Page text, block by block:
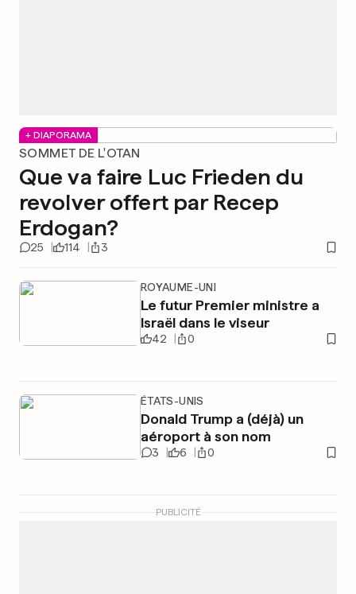
+ DIAPORAMA
SOMMET DE L'OTAN
Que va faire Luc Frieden du
revolver offert par Recep
Erdogan?
25 114 3
ROYAUME-UNI
Le futur Premier ministre a
Israël dans le viseur
42 0
ÉTATS-UNIS
Donald Trump a (déjà) un
aéroport à son nom
3 6 0
PUBLICITÉ